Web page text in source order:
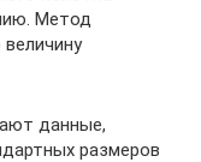
Метод
данные,
размеров